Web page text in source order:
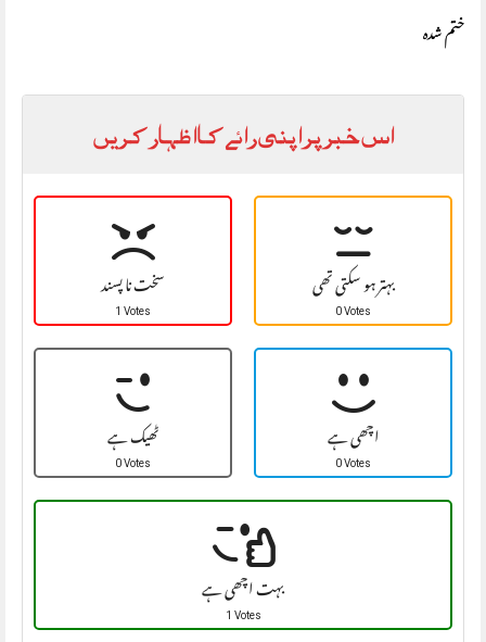
ختم شدہ
اس خبر پر اپنی رائے کا اظہار کریں
سخت نا پسند
1 Votes بہتر ہو سکتی تھی
0 Votes
ٹھیک ہے
0 Votes اچھی ہے
0 Votes
بہت اچھی ہے
1 Votes